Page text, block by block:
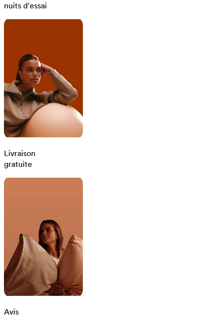
nuits d'essai
Livraison
gratuite
Avis